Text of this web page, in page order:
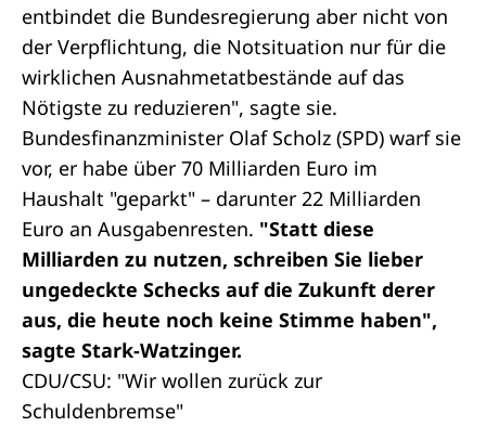
entbindet die Bundesregierung aber nicht von
der Verpflichtung, die Notsituation nur für die
wirklichen Ausnahmetatbestände auf das
Nötigste zu reduzieren", sagte sie.
Bundesfinanzminister Olaf Scholz (SPD) warf sie
vor, er habe über 70 Milliarden Euro im
Haushalt "geparkt" – darunter 22 Milliarden
Euro an Ausgabenresten. "Statt diese
Milliarden zu nutzen, schreiben Sie lieber
ungedeckte Schecks auf die Zukunft derer
aus, die heute noch keine Stimme haben",
sagte Stark-Watzinger.
CDU/CSU: "Wir wollen zurück zur
Schuldenbremse"